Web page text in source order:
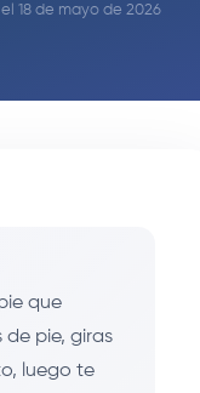
18 de mayo de 2026
que
pie, giras
luego te